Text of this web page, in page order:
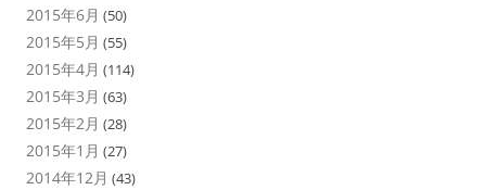
2015年6月 (50)
2015年5月 (55)
2015年4月 (114)
2015年3月 (63)
2015年2月 (28)
2015年1月 (27)
2014年12月 (43)